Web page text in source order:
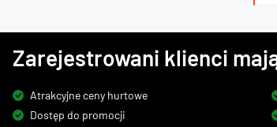
Zarejestrowani klienci
Atrakcyjne ceny hurtowe
Dostęp do promocji